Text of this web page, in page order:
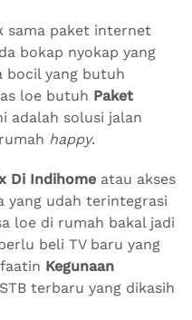
sama paket internet
bokap nyokap yang
bocil yang butuh
loe butuh Paket
adalah solusi jalan
happy.
Di Indihome atau akses
yang udah terintegrasi
loe di rumah bakal jadi
beli TV baru yang
Kegunaan
terbaru yang dikasih